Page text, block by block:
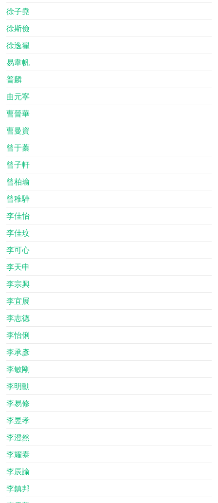
徐子堯
徐斯儉
徐逸翟
易韋帆
普麟
曲元寧
曹晉華
曹曼資
曾于蓁
曾子軒
曾柏瑜
曾稚驊
李佳怡
李佳玟
李可心
李天申
李宗興
李宜展
李志德
李怡俐
李承彥
李敏剛
李明勳
李易修
李昱孝
李澄然
李耀泰
李辰諭
李鎮邦